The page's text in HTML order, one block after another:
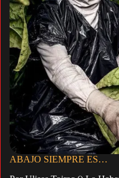
ABAJO SIEMPRE ES…